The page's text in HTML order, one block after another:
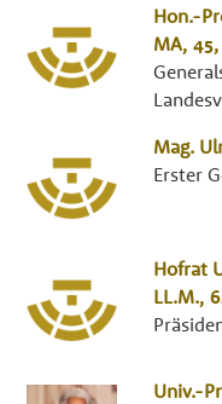
Hon.-
MA, 45,
Mag.
Erster
Hofrat
LL.M.,
Univ.-